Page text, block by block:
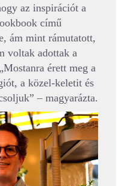
az inspirációt a
című
ám mint rámutatott,
voltak adottak a
érett meg a
a közel-keletit és
– magyarázta.